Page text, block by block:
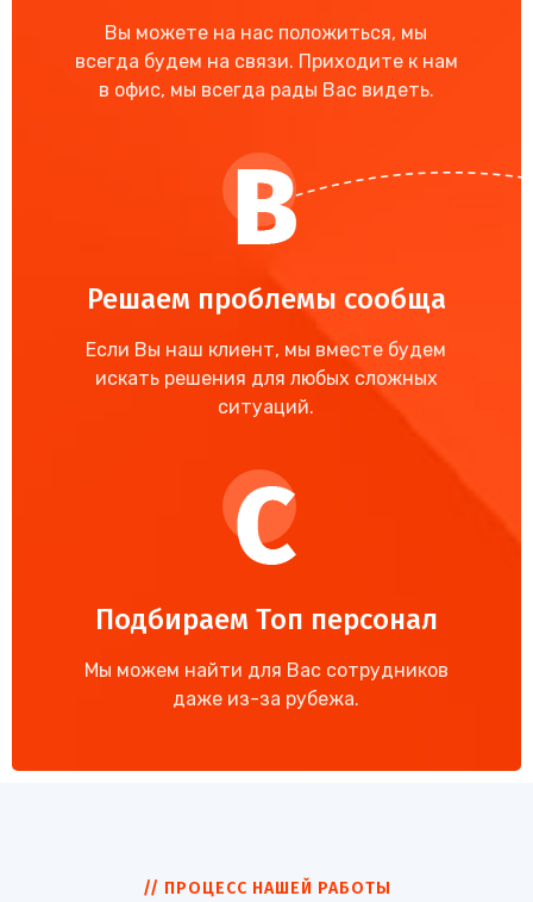
Вы можете на нас положиться, мы
всегда будем на связи. Приходите к нам
в офис, мы всегда рады Вас видеть.
Решаем проблемы сообща
Если Вы наш клиент, мы вместе будем
искать решения для любых сложных
ситуаций.
Подбираем Топ персонал
Мы можем найти для Вас сотрудников
даже из-за рубежа.
// ПРОЦЕСС НАШЕЙ РАБОТЫ